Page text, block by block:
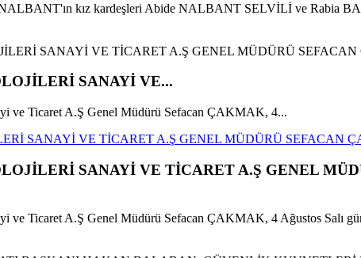
kız kardeşleri Abide NALBANT SELVİLİ ve Rabia
SANAYİ VE...
ve Ticaret A.Ş Genel Müdürü Sefacan ÇAKMAK, 4...
SANAYİ VE TİCARET A.Ş GENEL MÜDÜRÜ SEFACAN
SANAYİ VE TİCARET A.Ş GENEL
ve Ticaret A.Ş Genel Müdürü Sefacan ÇAKMAK, 4 Ağustos Salı